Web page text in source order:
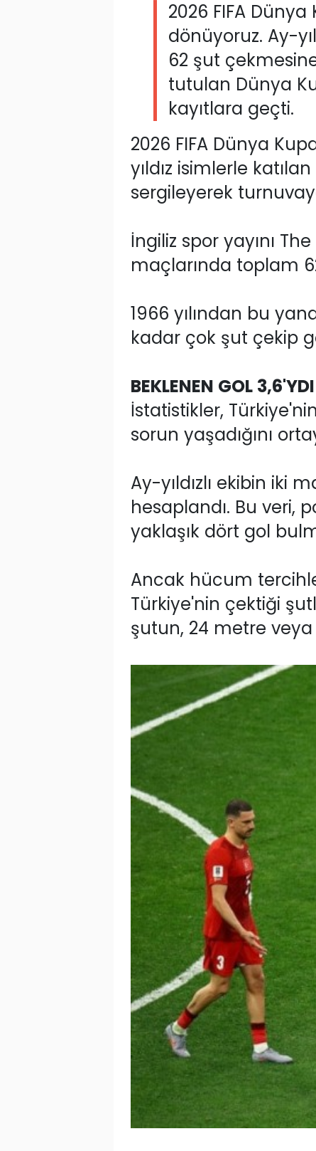
2026 FIFA
dönüyoruz. Ay-
62 şut
tutulan Dünya
kayıtlara geçti.
2026 FIFA Dünya
yıldız isimlerle
sergileyerek
İngiliz spor yayını
maçlarında toplam
1966 yılından bu
kadar çok şut çekip
BEKLENEN GOL 3,6'YDI
İstatistikler,
sorun yaşadığını
Ay-yıldızlı ekibin iki
hesaplandı. Bu veri,
yaklaşık dört gol
Ancak hücum
Türkiye'nin çektiği
şutun, 24 metre veya